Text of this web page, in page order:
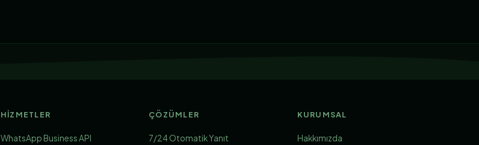
HIZMETLER
WhatsApp Business API
ÇÖZÜMLER
7/24 Otomatik Yanıt
KURUMSAL
Hakkımızda